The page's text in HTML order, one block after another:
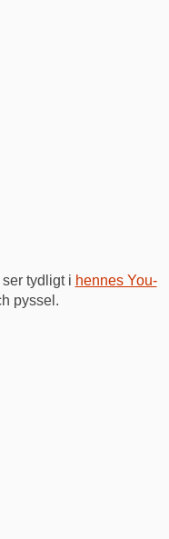
tydligt i hennes You-
pyssel.